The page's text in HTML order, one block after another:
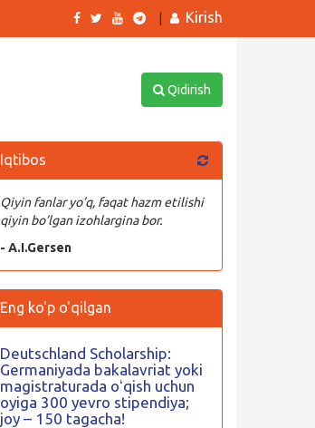
Kirish
Qidirish
Iqtibos
Qiyin fanlar yo’q, faqat hazm etilishi
qiyin bo’lgan izohlargina bor.
- A.I.Gersen
Eng ko'p o'qilgan
Deutschland Scholarship:
Germaniyada bakalavriat yoki
magistraturada oʻqish uchun
oyiga 300 yevro stipendiya;
joy – 150 tagacha!